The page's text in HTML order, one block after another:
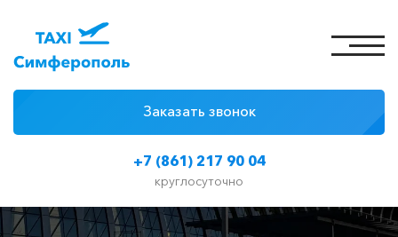
+7 (861) 217 90 04
круглосуточно
Заказать звонок
Цены на такси
Классы автомобилей